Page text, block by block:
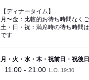
【ディナータイム】
月〜金：比較的お待ち時間なく
土・日・祝：満席時の待ち時間
です
月・火・水・木・祝前日・祝後日
11:00 - 21:00 L.O. 19:30